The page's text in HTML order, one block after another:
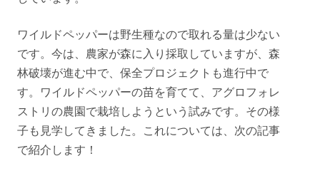
ワイルドペッパーは野生種なので取れる量は少ない
です。今は、農家が森に入り採取していますが、森
林破壊が進む中で、保全プロジェクトも進行中で
す。ワイルドペッパーの苗を育てて、アグロフォレ
ストリの農園で栽培しようという試みです。その様
子も見学してきました。これについては、次の記事
で紹介します！